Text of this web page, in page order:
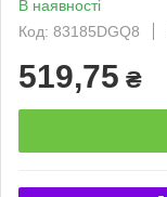
В наявності
Код: 83185DGQ8
519,75 ₴